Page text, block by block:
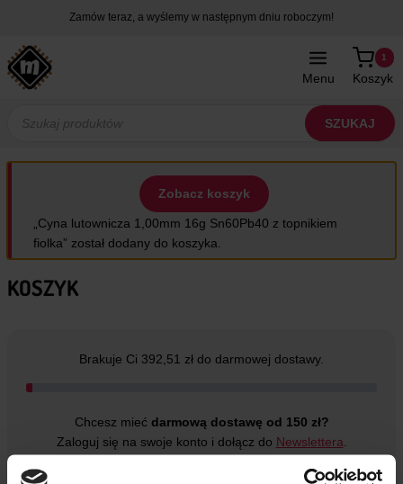
treści
Zamów teraz, a wyślemy w następnym dniu roboczym!
Menu Koszyk
1
produktów
SZUKAJ
„Cyna lutownicza 1,00mm 16g Sn60Pb40 z topnikiem
fiolka” został dodany do koszyka.
Zobacz koszyk
KOSZYK
Brakuje Ci 392,51 zł do darmowej dostawy.
Chcesz mieć darmową dostawę od 150 zł?
Zaloguj się na swoje konto i dołącz do Newslettera